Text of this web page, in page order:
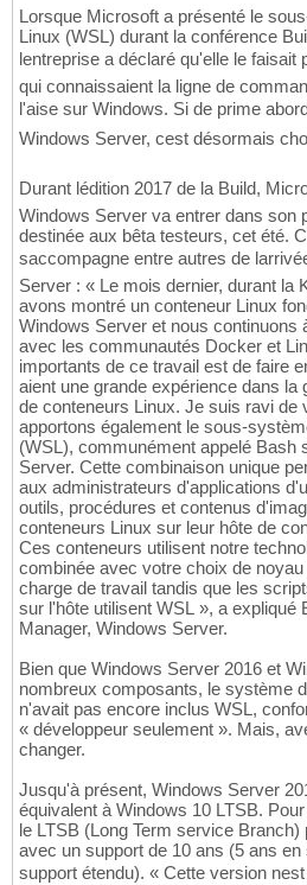
Lorsque Microsoft a présenté le
Linux (WSL) durant la conférence
lentreprise a déclaré qu'elle le
qui connaissaient la ligne de
l'aise sur Windows. Si de prime
Windows Server, cest désormais
Durant lédition 2017 de la Build,
Windows Server va entrer dans son
destinée aux bêta testeurs, cet été.
saccompagne entre autres de
Server : « Le mois dernier, durant la
avons montré un conteneur Linux
Windows Server et nous continuons
avec les communautés Docker et
importants de ce travail est de faire
aient une grande expérience dans la
de conteneurs Linux. Je suis ravi de
apportons également le sous-
(WSL), communément appelé Bash
Server. Cette combinaison unique
aux administrateurs d'applications
outils, procédures et contenus
conteneurs Linux sur leur hôte de
Ces conteneurs utilisent notre
combinée avec votre choix de
charge de travail tandis que les
sur l'hôte utilisent WSL », a expliqué
Manager, Windows Server.
Bien que Windows Server 2016 et
nombreux composants, le système
n'avait pas encore inclus WSL,
« développeur seulement ». Mais,
changer.
Jusqu'à présent, Windows Server
équivalent à Windows 10 LTSB.
le LTSB (Long Term service
avec un support de 10 ans (5 ans
support étendu). « Cette version